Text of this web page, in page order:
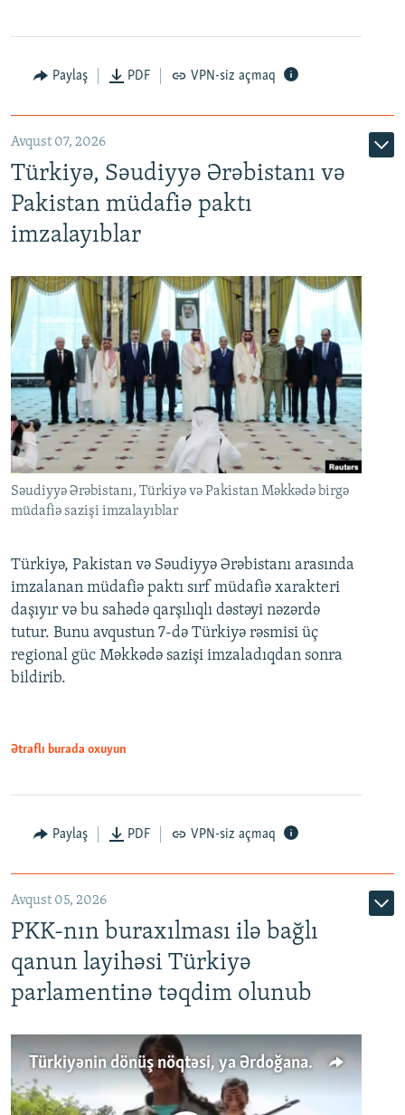
Paylaş PDF VPN-siz açmaq
Avqust 07, 2026
Türkiyə, Səudiyyə Ərəbistanı və
Pakistan müdafiə paktı
imzalayıblar
Səudiyyə Ərəbistanı, Türkiyə və Pakistan Məkkədə birgə
müdafiə sazişi imzalayıblar
Türkiyə, Pakistan və Səudiyyə Ərəbistanı arasında
imzalanan müdafiə paktı sırf müdafiə xarakteri
daşıyır və bu sahədə qarşılıqlı dəstəyi nəzərdə
tutur. Bunu avqustun 7-də Türkiyə rəsmisi üç
regional güc Məkkədə sazişi imzaladıqdan sonra
bildirib.
Ətraflı burada oxuyun
Paylaş PDF VPN-siz açmaq
Avqust 05, 2026
PKK-nın buraxılması ilə bağlı
qanun layihəsi Türkiyə
parlamentinə təqdim olunub
Türkiyənin dönüş nöqtəsi, ya Ərdoğana üçüncü şans: PKK ilə qəfil barışıq nə deməkdir?